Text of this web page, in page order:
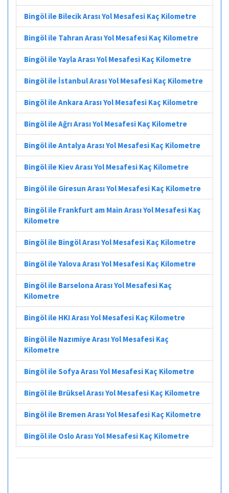
Bingöl ile Bilecik Arası Yol Mesafesi Kaç Kilometre
Bingöl ile Tahran Arası Yol Mesafesi Kaç Kilometre
Bingöl ile Yayla Arası Yol Mesafesi Kaç Kilometre
Bingöl ile İstanbul Arası Yol Mesafesi Kaç Kilometre
Bingöl ile Ankara Arası Yol Mesafesi Kaç Kilometre
Bingöl ile Ağrı Arası Yol Mesafesi Kaç Kilometre
Bingöl ile Antalya Arası Yol Mesafesi Kaç Kilometre
Bingöl ile Kiev Arası Yol Mesafesi Kaç Kilometre
Bingöl ile Giresun Arası Yol Mesafesi Kaç Kilometre
Bingöl ile Frankfurt am Main Arası Yol Mesafesi Kaç
Kilometre
Bingöl ile Bingöl Arası Yol Mesafesi Kaç Kilometre
Bingöl ile Yalova Arası Yol Mesafesi Kaç Kilometre
Bingöl ile Barselona Arası Yol Mesafesi Kaç
Kilometre
Bingöl ile HKI Arası Yol Mesafesi Kaç Kilometre
Bingöl ile Nazımiye Arası Yol Mesafesi Kaç
Kilometre
Bingöl ile Sofya Arası Yol Mesafesi Kaç Kilometre
Bingöl ile Brüksel Arası Yol Mesafesi Kaç Kilometre
Bingöl ile Bremen Arası Yol Mesafesi Kaç Kilometre
Bingöl ile Oslo Arası Yol Mesafesi Kaç Kilometre